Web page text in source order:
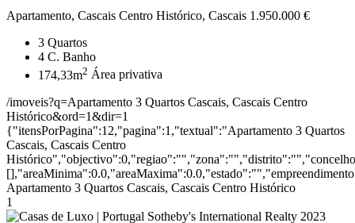
Apartamento, Cascais Centro Histórico, Cascais 1.950.000 €
3 Quartos
4 C. Banho
174,33m2 Área privativa
/imoveis?q=Apartamento 3 Quartos Cascais, Cascais Centro
Histórico&ord=1&dir=1
{"itensPorPagina":12,"pagina":1,"textual":"Apartamento 3 Quartos
Cascais, Cascais Centro
Apartamento 3 Quartos Cascais, Cascais Centro Histórico
1
2023